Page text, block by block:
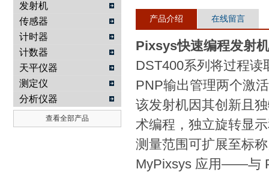
发射机
传感器
计时器
计数器
天平仪器
测定仪
分析仪器
查看全部产品
产品介绍 在线留言
Pixsys快速编程发射
DST400系列将过程
PNP输出管理两个激
该发射机因其创新且
术编程，独立旋转显
测量范围可扩展至标
MyPixsys 应用——与